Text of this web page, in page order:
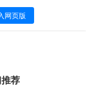
网页版
荐